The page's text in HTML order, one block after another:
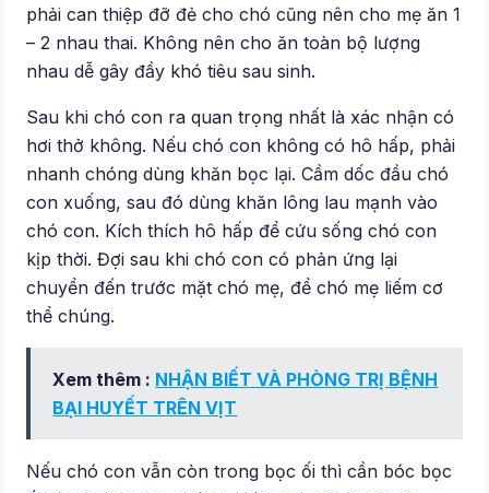
phải can thiệp đỡ đẻ cho chó cũng nên cho mẹ ăn 1
– 2 nhau thai. Không nên cho ăn toàn bộ lượng
nhau dễ gây đầy khó tiêu sau sinh.
Sau khi chó con ra quan trọng nhất là xác nhận có
hơi thở không. Nếu chó con không có hô hấp, phải
nhanh chóng dùng khăn bọc lại. Cầm dốc đầu chó
con xuống, sau đó dùng khăn lông lau mạnh vào
chó con. Kích thích hô hấp để cứu sống chó con
kịp thời. Đợi sau khi chó con có phản ứng lại
chuyển đến trước mặt chó mẹ, để chó mẹ liếm cơ
thể chúng.
Xem thêm : NHẬN BIẾT VÀ PHÒNG TRỊ BỆNH
BẠI HUYẾT TRÊN VỊT
Nếu chó con vẫn còn trong bọc ối thì cần bóc bọc